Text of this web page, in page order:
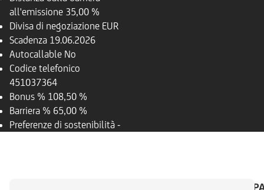
all'emissione 35,00 %
Divisa di negoziazione EUR
Scadenza 19.06.2026
Autocallable No
Codice telefonico
451037364
Bonus % 108,50 %
Barriera % 65,00 %
Preferenze di sostenibilità -
CALENDARIO